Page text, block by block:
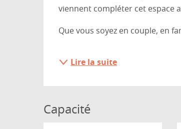
viennent compléter cet espace
Que vous soyez en couple, en
Lire la suite
Capacité